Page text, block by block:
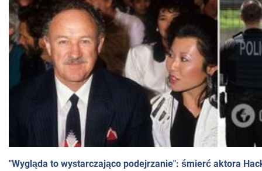
"Wygląda to wystarczająco podejrzanie": śmierć aktora